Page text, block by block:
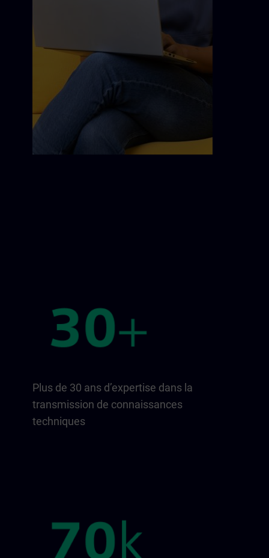
Plus de 30 ans d’expertise dans la
transmission de connaissances
techniques